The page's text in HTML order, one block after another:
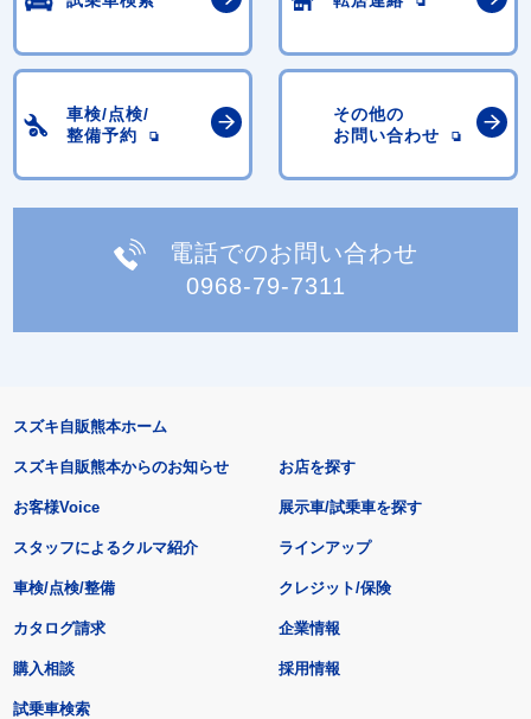
車検/点検/
整備予約
その他の
お問い合わせ
電話でのお問い合わせ
0968-79-7311
スズキ自販熊本ホーム
スズキ自販熊本からのお知らせ
お客様Voice
スタッフによるクルマ紹介
お店を探す
展示車/試乗車を探す
ラインアップ
車検/点検/整備 クレジット/保険
カタログ請求
購入相談
試乗車検索
企業情報
採用情報